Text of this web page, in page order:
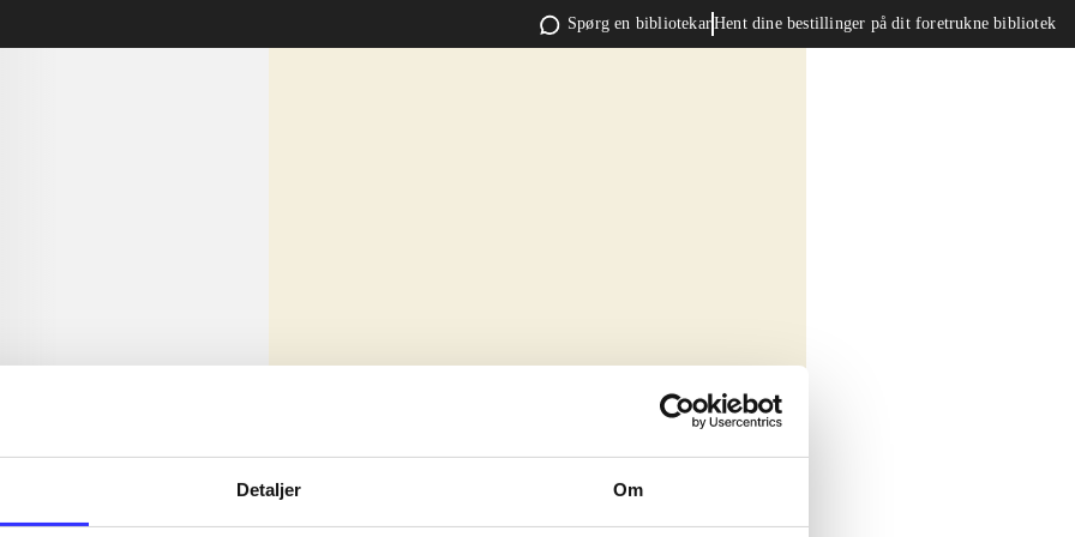
Detaljer Om
Spørg en bibliotekarHent dine bestillinger på dit foretrukne bibliotek
sit amet ...
sit amet ...